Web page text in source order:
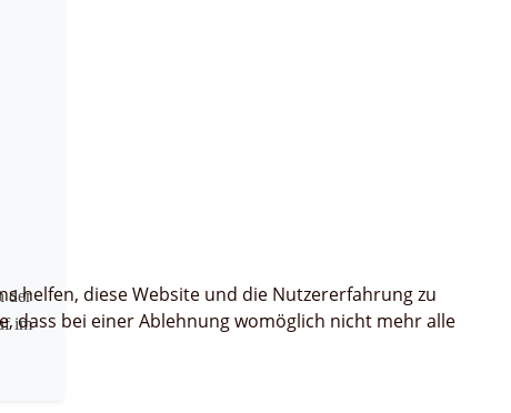
der
im
helfen, diese Website und die Nutzererfahrung zu
dass bei einer Ablehnung womöglich nicht mehr alle